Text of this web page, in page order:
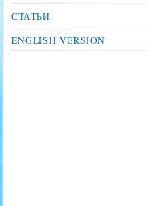
СТАТЬИ
ENGLISH VERSION